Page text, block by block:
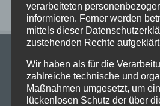
verarbeiteten
informieren. Ferner werden
mittels dieser
zustehenden Rechte
Wir haben als für die
zahlreiche technische und
Maßnahmen umgesetzt, um
lückenlosen Schutz der über